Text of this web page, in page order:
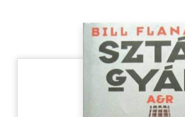
Hobbi, szabadidő